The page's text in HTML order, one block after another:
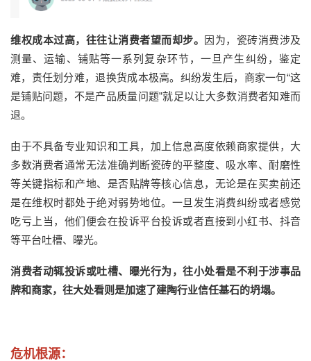
维权成本过高，往往让消费者望而却步。 因为， 瓷砖消费涉及
测量、运输、铺贴等一系列复杂环节，一旦产生纠纷，鉴定
难， 责任划分难，退换货成本极高。 纠纷发生后， 商家一句“这
是铺贴问题，不是产品质量问题”就足以让大多数消费者知难而
退。
由于不具备专业知识和工具， 加上信息高度依赖商家提供， 大
多数消费者通常无法准确判断瓷砖的平整度、吸水率、耐磨性
等关键指标和产地、是否贴牌等核心信息，无论是在买卖前还
是在维权时都处于绝对弱势地位。 一旦发生消费纠纷或者感觉
吃亏上当，他们便会在投诉平台投诉或者直接到小红书、抖音
等平台吐槽、曝光。
消费者动辄投诉或吐槽、曝光行为，往小处看是不利于涉事品
牌和商家，往大处看则是加速了建陶行业信任基石的坍塌。
危机根源：